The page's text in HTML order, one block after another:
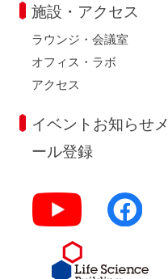
施設・アクセス
ラウンジ・会議室
オフィス・ラボ
アクセス
イベントお知らせメ
ール登録